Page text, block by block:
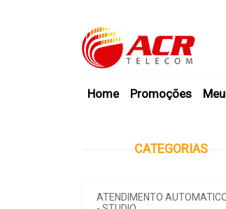
Home Promoções
CATEGORIAS
ATENDIMENTO